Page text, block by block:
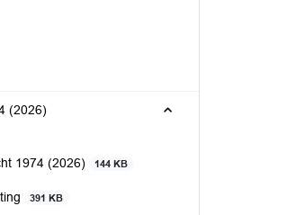
(2026)
1974 (2026)
144 KB
391 KB